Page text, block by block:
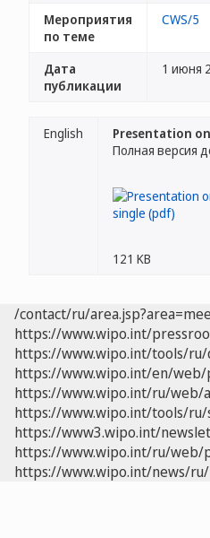
Мероприятия
по теме
CWS/5
Дата
публикации
1 июня
English
Presentation on
Полная версия
121 KB
/contact/ru/
https://www.wipo.int/
https://www.wipo.int/tools/ru/
https://www.wipo.int/en/
https://www.wipo.int/ru/web/
https://www.wipo.int/tools/
https://www3.wipo.int/
https://www.wipo.int/ru/web/
https://www.wipo.int/news/ru/